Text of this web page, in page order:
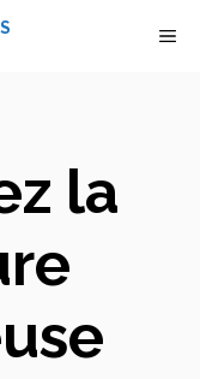
la